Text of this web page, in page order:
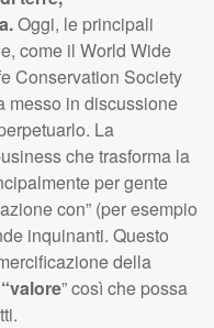
Oggi, le principali
come il World Wide
Conservation Society
messo in discussione
La
che trasforma la
per gente
con” (per esempio
inquinanti. Questo
della
” così che possa